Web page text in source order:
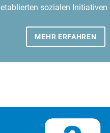
etablierten sozialen Initiativen
MEHR ERFAHREN